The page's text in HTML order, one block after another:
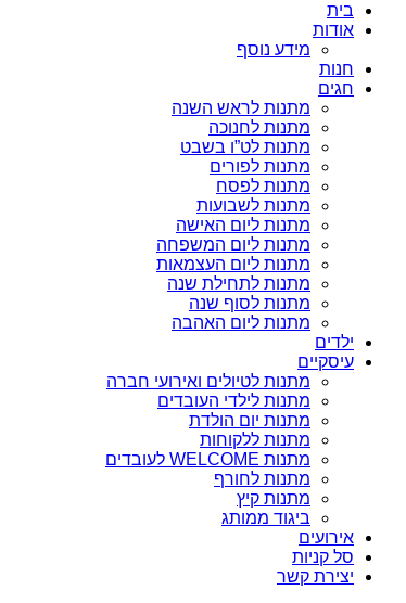
בית
אודות
מידע נוסף
חנות
חגים
מתנות לראש השנה
מתנות לחנוכה
מתנות לט”ו בשבט
מתנות לפורים
מתנות לפסח
מתנות לשבועות
מתנות ליום האישה
מתנות ליום המשפחה
מתנות ליום העצמאות
מתנות לתחילת שנה
מתנות לסוף שנה
מתנות ליום האהבה
ילדים
עיסקיים
מתנות לטיולים ואירועי חברה
מתנות לילדי העובדים
מתנות יום הולדת
מתנות ללקוחות
מתנות WELCOME לעובדים
מתנות לחורף
מתנות קיץ
ביגוד ממותג
אירועים
סל קניות
יצירת קשר